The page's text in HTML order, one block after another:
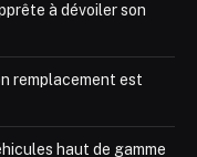
à dévoiler son
remplacement est
haut de gamme